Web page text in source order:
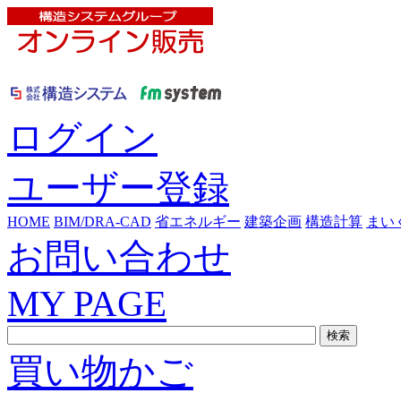
ログイン
ユーザー登録
HOME BIM/DRA-CAD 省エネルギー 建築企画 構造計算 まい
お問い合わせ
MY PAGE
検索
買い物かご